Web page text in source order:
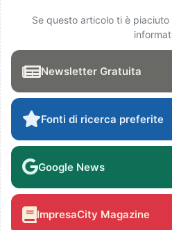
Se questo articolo ti è
Newsletter Gratuita
Fonti di ricerca preferite
Google News
ImpresaCity Magazine